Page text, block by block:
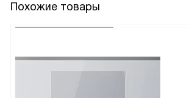
Похожие товары